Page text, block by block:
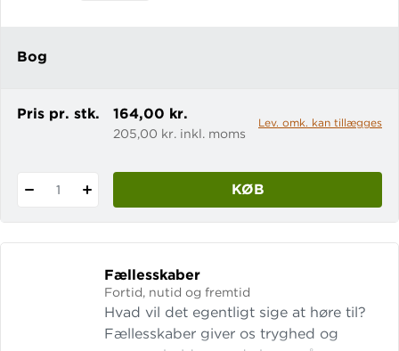
Bog
Pris pr. stk. 164,00 kr.
205,00 kr. inkl. moms
Lev. omk. kan tillægges
1 KØB
Fællesskaber
Fortid, nutid og fremtid
Hvad vil det egentligt sige at høre til?
Fællesskaber giver os tryghed og